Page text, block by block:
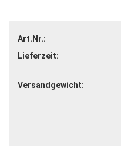
Art.Nr.:
Lieferzeit:
Versandgewicht: